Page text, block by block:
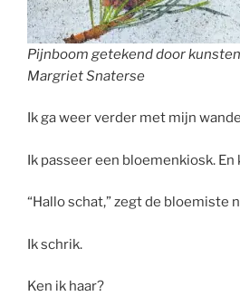
Pijnboom getekend door
Margriet Snaterse
Ik ga weer verder met mijn
Ik passeer een bloemenkiosk. En
“Hallo schat,” zegt de bloemiste
Ik schrik.
Ken ik haar?